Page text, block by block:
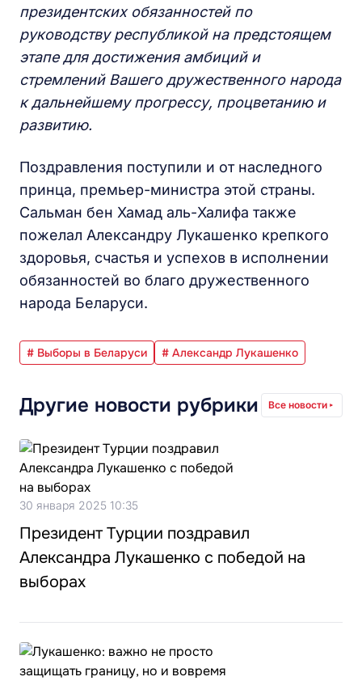
президентских обязанностей по
руководству республикой на предстоящем
этапе для достижения амбиций и
стремлений Вашего дружественного народа
к дальнейшему прогрессу, процветанию и
развитию.
Поздравления поступили и от наследного
принца, премьер-министра этой страны.
Сальман бен Хамад аль-Халифа также
пожелал Александру Лукашенко крепкого
здоровья, счастья и успехов в исполнении
обязанностей во благо дружественного
народа Беларуси.
# Выборы в Беларуси # Александр Лукашенко
Другие новости рубрики Все новости
30 января 2025 10:35
Президент Турции поздравил
Александра Лукашенко с победой на
выборах